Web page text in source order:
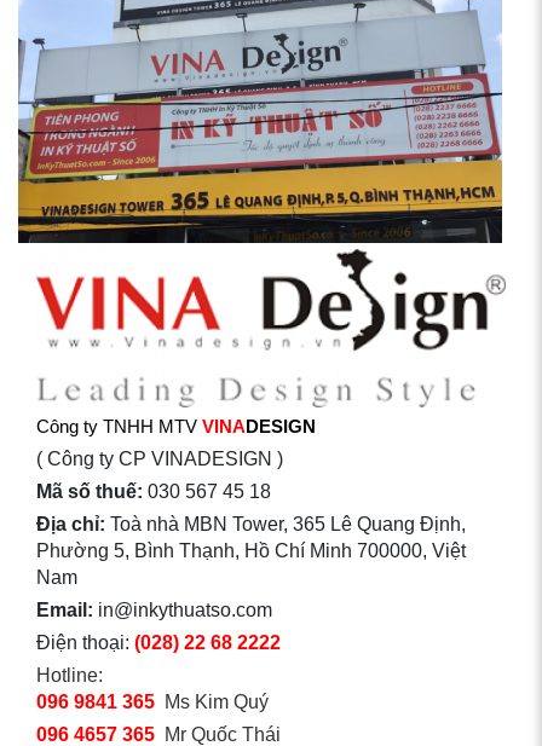
Công ty TNHH MTV VINADESIGN
( Công ty CP VINADESIGN )
Mã số thuế: 030 567 45 18
Địa chỉ: Toà nhà MBN Tower, 365 Lê Quang Định,
Phường 5, Bình Thạnh, Hồ Chí Minh 700000, Việt
Nam
Email: in@inkythuatso.com
Điện thoại: (028) 22 68 2222
Hotline:
096 9841 365 Ms Kim Quý
096 4657 365 Mr Quốc Thái